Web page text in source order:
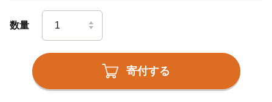
数量
寄付する